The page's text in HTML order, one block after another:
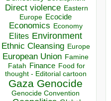
Direct violence Eastern
Europe Ecocide
Economics Economy
Elites Environment
Ethnic Cleansing Europe
European Union Famine
Fatah Finance Food for
thought - Editorial cartoon
Gaza Genocide
Genocide Convention